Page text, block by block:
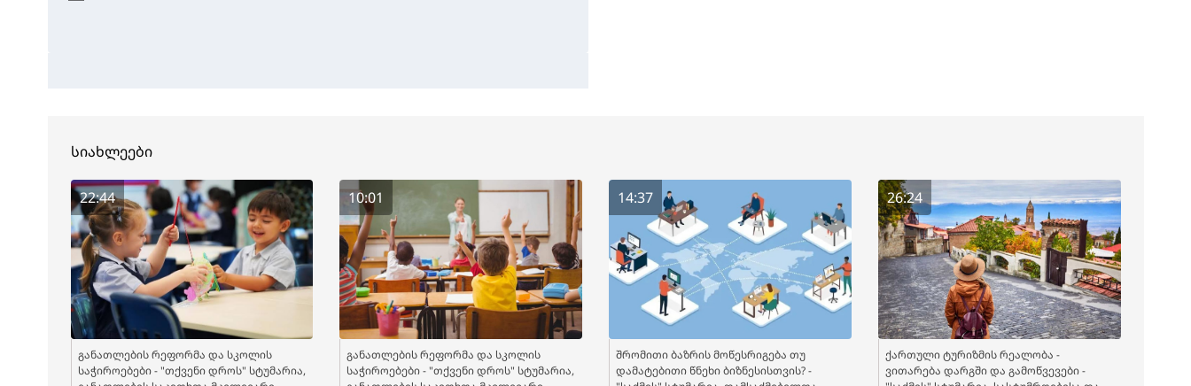
სიახლეები
22:44
განათლების რეფორმა და სკოლის
საჭიროებები - "თქვენი დროს" სტუმარია,
10:01
განათლების რეფორმა და სკოლის
საჭიროებები - "თქვენი დროს" სტუმარია,
14:37
შრომითი ბაზრის მოწესრიგება თუ
დამატებითი წნეხი ბიზნესისთვის? -
26:24
ქართული ტურიზმის რეალობა -
ვითარება დარგში და გამოწვევები -